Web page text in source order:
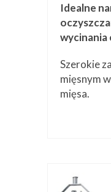
Idealne
wycinania
Szerokie
mięsnym
mięsa.